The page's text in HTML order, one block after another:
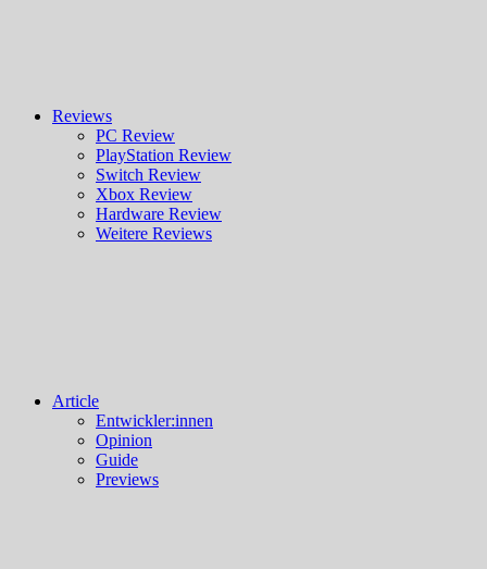
Reviews
PC Review
PlayStation Review
Switch Review
Xbox Review
Hardware Review
Weitere Reviews
Article
Entwickler:innen
Opinion
Guide
Previews